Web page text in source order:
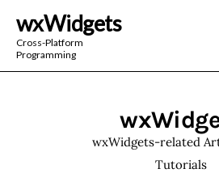
wxWidgets
Cross-Platform
Programming
wxWidgets-related
Tutorials
wxWidgets
Cross-Platform Programming